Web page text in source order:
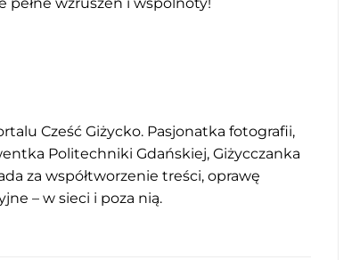
Cześć Giżycko. Pasjonatka fotografii,
Politechniki Gdańskiej, Giżycczanka
za współtworzenie treści, oprawę
– w sieci i poza nią.